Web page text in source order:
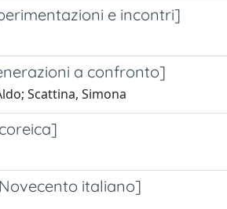
e incontri]
a confronto]
Scattina, Simona
italiano]